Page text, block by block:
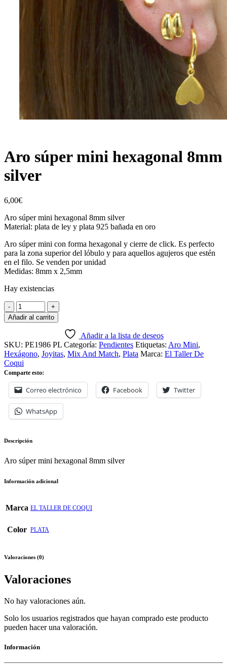
Aro súper mini hexagonal 8mm
silver
6,00€
Aro súper mini hexagonal 8mm silver
Material: plata de ley y plata 925 bañada en oro
Aro súper mini con forma hexagonal y cierre de click. Es perfecto
para la zona superior del lóbulo y para aquellos agujeros que estén
en el filo. Se venden por unidad
Medidas: 8mm x 2,5mm
Hay existencias
Añadir al carrito
Añadir a la lista de deseos
SKU: PE1986 PL Categoría: Pendientes Etiquetas: Aro Mini,
Hexágono, Joyitas, Mix And Match, Plata Marca: El Taller De
Coqui
Comparte esto:
Correo electrónico Facebook Twitter
WhatsApp
Descripción
Aro súper mini hexagonal 8mm silver
Información adicional
Marca EL TALLER DE COQUI
Color PLATA
Valoraciones (0)
Valoraciones
No hay valoraciones aún.
Solo los usuarios registrados que hayan comprado este producto
pueden hacer una valoración.
Información